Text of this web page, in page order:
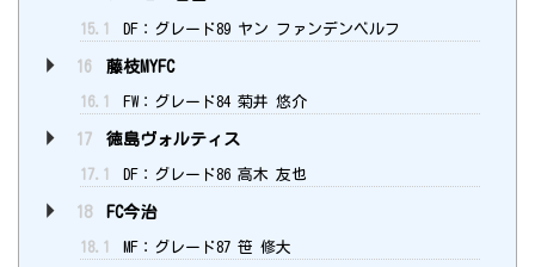
15.1 DF：グレード89 ヤン ファンデンベルフ
16 藤枝MYFC
16.1 FW：グレード84 菊井 悠介
17 徳島ヴォルティス
17.1 DF：グレード86 高木 友也
18 FC今治
18.1 MF：グレード87 笹 修大